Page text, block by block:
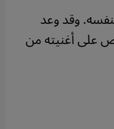
وقد وعد
على أغنيته من